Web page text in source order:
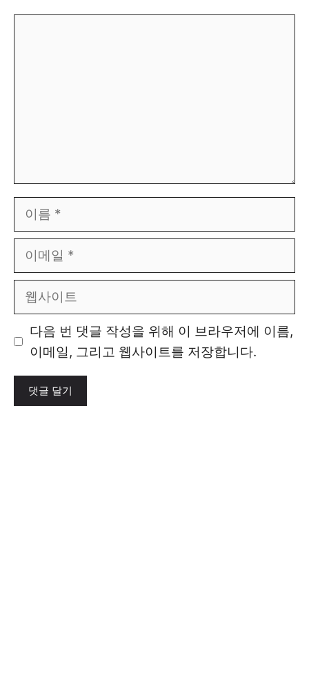
트
다음 번 댓글 작성을 위해 이 브라우저에 이름,
이메일, 그리고 웹사이트를 저장합니다.